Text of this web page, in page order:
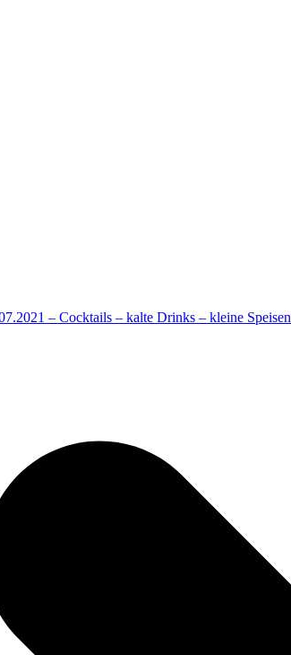
– Cocktails – kalte Drinks – kleine Speisen